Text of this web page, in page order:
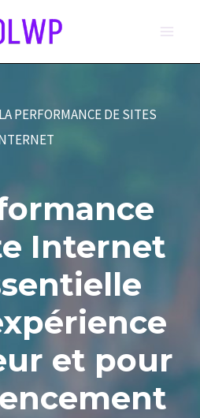
PERFORMANCE DE SITES
Internet
et pour